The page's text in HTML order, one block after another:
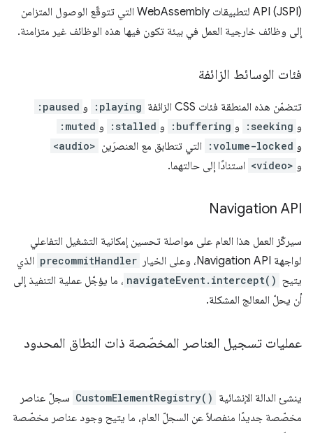
API (JSPI) لتطبيقات WebAssembly التي تتوقّع الوصول المتزامن
إلى وظائف خارجية العمل في بيئة تكون فيها هذه الوظائف غير متزامنة.
فئات الوسائط الزائفة
تتضمّن هذه المنطقة فئات CSS الزائفة :playing و :paused
و :seeking و :buffering و :stalled و :muted
و :volume-locked التي تتطابق مع العنصرَين <audio>
و <video> استنادًا إلى حالتهما.
Navigation API
سيركّز العمل هذا العام على مواصلة تحسين إمكانية التشغيل التفاعلي
لواجهة Navigation API، وعلى الخيار
precommitHandler الذي
يتيح navigateEvent.intercept() ، ما يؤجّل عملية التنفيذ إلى
أن يحلّ المعالج المشكلة.
عمليات تسجيل العناصر المخصّصة ذات النطاق المحدود
ينشئ الدالة الإنشائية CustomElementRegistry() سجلّ عناصر
مخصّصة جديدًا منفصلاً عن السجلّ العام، ما يتيح وجود عناصر مخصّصة